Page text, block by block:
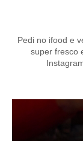
Pedi no ifood e
super fresco